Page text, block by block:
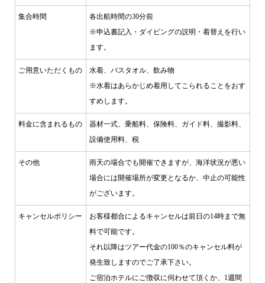
集合時間
各出航時間の30分前
※申込書記入・ダイビングの説明・着替えを行い
ます。
ご用意いただくもの
水着、バスタオル、飲み物
※水着はあらかじめ着用してこられることをおす
すめします。
料金に含まれるもの
器材一式、乗船料、保険料、ガイド料、撮影料、
設備使用料、税
その他
雨天の場合でも開催できますが、海洋状況が悪い
場合には開催場所が変更となるか、中止の可能性
がございます。
キャンセルポリシー
お客様都合によるキャンセルは前日の14時まで無
料で可能です。
それ以降はツアー代金の100％のキャンセル料が
発生致しますのでご了承下さい。
ご宿泊ホテルにご徴収に伺わせて頂くか、1週間